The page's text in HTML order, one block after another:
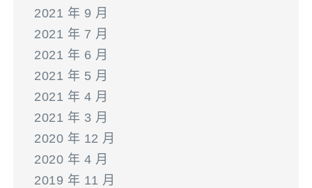
2021 年 9 月
2021 年 7 月
2021 年 6 月
2021 年 5 月
2021 年 4 月
2021 年 3 月
2020 年 12 月
2020 年 4 月
2019 年 11 月